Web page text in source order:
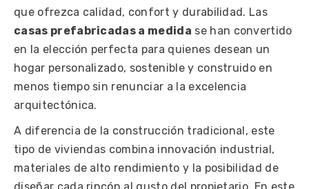
que ofrezca calidad, confort y durabilidad. Las
casas prefabricadas a medida se han convertido
en la elección perfecta para quienes desean un
hogar personalizado, sostenible y construido en
menos tiempo sin renunciar a la excelencia
arquitectónica.
A diferencia de la construcción tradicional, este
tipo de viviendas combina innovación industrial,
materiales de alto rendimiento y la posibilidad de